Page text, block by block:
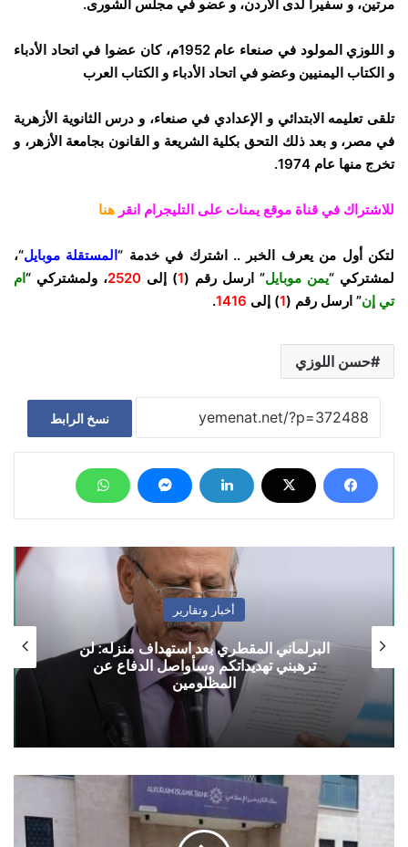
مرتين، و سفيراً لدى الأردن، و عضو في مجلس الشورى.
و اللوزي المولود في صنعاء عام 1952م، كان عضوا في اتحاد الأدباء
و الكتاب اليمنيين وعضو في اتحاد الأدباء و الكتاب العرب
تلقى تعليمه الابتدائي و الإعدادي في صنعاء، و درس الثانوية الأزهرية
في مصر، و بعد ذلك التحق بكلية الشريعة و القانون بجامعة الأزهر، و
تخرج منها عام 1974.
للاشتراك في قناة موقع يمنات على التليجرام انقر هنا
لتكن أول من يعرف الخبر .. اشترك في خدمة “المستقلة موبايل“،
لمشتركي “يمن موبايل” ارسل رقم (1) إلى 2520، ولمشتركي “ام
تي إن” ارسل رقم (1) إلى 1416
.
حسن اللوزي
نسخ الرابط
أخبار وتقارير
البرلماني المقطري بعد استهداف منزله: لن
ترهبني تهديداتكم وسأواصل الدفاع عن
المظلومين
استئناف
الصرافة